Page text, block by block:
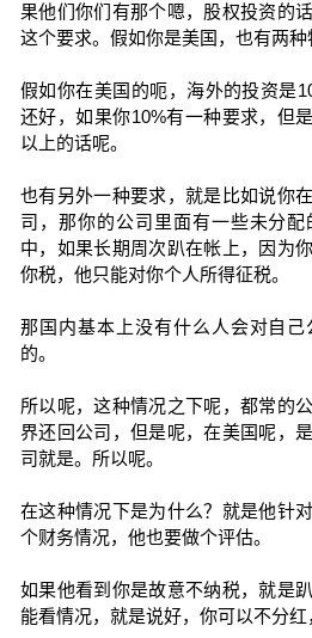
果他们你们有那个嗯，股权投资的
这个要求。假如你是美国，也有两种
假如你在美国的呃，海外的投资是
还好，如果你10%有一种要求，但
以上的话呢。
也有另外一种要求，就是比如说你
司，那你的公司里面有一些未分
中，如果长期周次趴在帐上，因为
你税，他只能对你个人所得征税。
那国内基本上没有什么人会对自
的。
所以呢，这种情况之下呢，都常的
界还回公司，但是呢，在美国呢，
司就是。所以呢。
在这种情况下是为什么？就是他针
个财务情况，他也要做个评估。
如果他看到你是故意不纳税，就是
能看情况，就是说好，你可以不分红